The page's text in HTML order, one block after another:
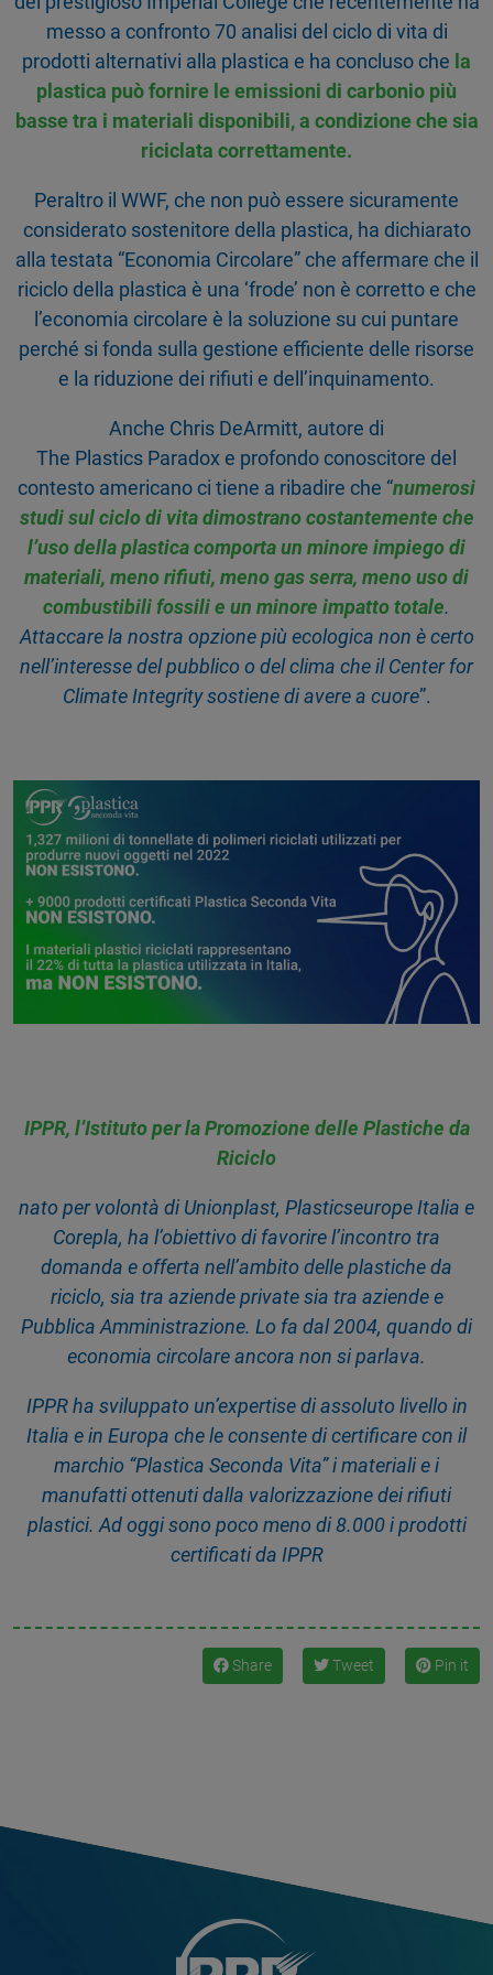
messo a confronto 70 analisi del ciclo di vita di
prodotti alternativi alla plastica e ha concluso che la
plastica può fornire leemissioni di carbonio più
basse tra i materiali disponibili, a condizione che sia
riciclata correttamente.
Peraltro il WWF, che non può essere sicuramente
considerato sostenitore della plastica, ha dichiarato
alla testata “Economia Circolare” che affermare che il
riciclo della plastica è una ‘frode’ non è corretto e che
l’economia circolare è la soluzione su cui puntare
perché si fonda sulla gestione efficiente delle risorse
e la riduzione dei rifiuti e dell’inquinamento.
Anche Chris DeArmitt, autore di
The Plastics Paradox e profondo conoscitore del
contesto americano ci tiene a ribadire che “numerosi
studi sul ciclo di vita dimostrano costantemente che
l’uso della plastica comporta un minore impiego di
materiali, meno rifiuti, meno gas serra, meno uso di
combustibili fossili e un minore impatto totale.
Attaccare la nostra opzione più ecologica non è certo
nell’interesse del pubblico o del clima che il Center for
Climate Integrity sostiene di avere a cuore”.
IPPR, l’Istituto per la Promozione delle Plastiche da
Riciclo
nato per volontà di Unionplast, Plasticseurope Italia e
Corepla, ha l’obiettivo di favorire l’incontro tra
domanda e offerta nell’ambito delle plastiche da
riciclo, sia tra aziende private sia tra aziende e
Pubblica Amministrazione. Lo fa dal 2004, quando di
economia circolare ancora non si parlava.
IPPR ha sviluppato un’expertise di assoluto livello in
Italia e in Europa che le consente di certificare con il
marchio “Plastica Seconda Vita” i materiali e i
manufatti ottenuti dalla valorizzazione dei rifiuti
plastici. Ad oggi sono poco meno di 8.000 i prodotti
certificati da IPPR
Share Tweet Pin it